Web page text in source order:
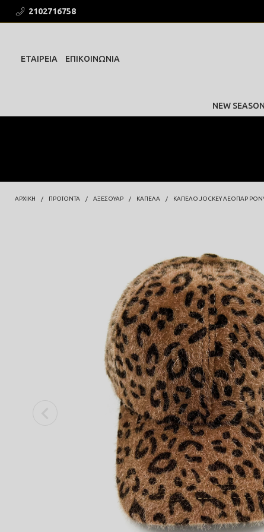
2102716758
ΕΤΑΙΡΕΙΑ ΕΠΙΚΟΙΝΩΝΙΑ
NEW SEASON
ΑΡΧΙΚΗ ΠΡΟΪΌΝΤΑ ΑΞΕΣΟΥΑΡ ΚΑΠΕΛΑ ΚΑΠΈΛΟ JOCKEY ΛΕΟΠΆΡ